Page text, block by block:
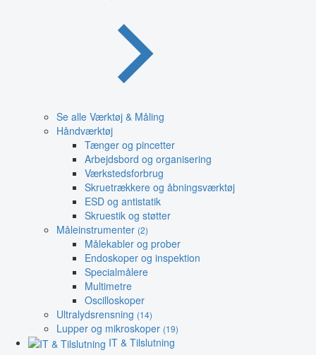
Se alle Værktøj & Måling
Håndværktøj
Tænger og pincetter
Arbejdsbord og organisering
Værkstedsforbrug
Skruetrækkere og åbningsværktøj
ESD og antistatik
Skruestik og støtter
Måleinstrumenter (2)
Målekabler og prober
Endoskoper og inspektion
Specialmålere
Multimetre
Oscilloskoper
Ultralydsrensning (14)
Lupper og mikroskoper (19)
IT & Tilslutning